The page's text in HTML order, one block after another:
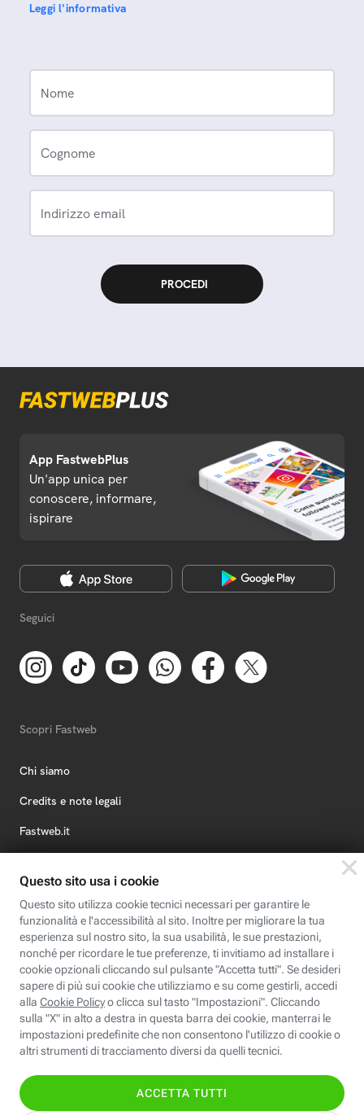
Leggi l'informativa
Nome
Cognome
Indirizzo email
App FastwebPlus
Un'app unica per
conoscere, informare,
ispirare
Seguici
Scopri Fastweb
Chi siamo
Credits e note legali
Fastweb.it
Fastweb Digital Academy
STEP FuturAbility District
Insieme, siamo futuro
© Fastweb SpA 2026 - P.IVA 12878470157